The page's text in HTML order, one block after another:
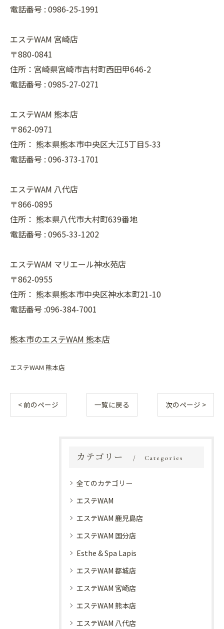
電話番号 : 0986-25-1991
エステWAM 宮崎店
〒880-0841
住所：宮崎県宮崎市吉村町西田甲646-2
電話番号 : 0985-27-0271
エステWAM 熊本店
〒862-0971
住所： 熊本県熊本市中央区大江5丁目5-33
電話番号 : 096-373-1701
エステWAM 八代店
〒866-0895
住所： 熊本県八代市大村町639番地
電話番号 : 0965-33-1202
エステWAM マリエール神水苑店
〒862-0955
住所： 熊本県熊本市中央区神水本町21-10
電話番号 :096-384-7001
熊本市のエステWAM 熊本店
エステWAM 熊本店
< 前のページ 一覧に戻る 次のページ >
カテゴリー Categories
全てのカテゴリー
エステWAM
エステWAM 鹿児島店
エステWAM 国分店
Esthe & Spa Lapis
エステWAM 都城店
エステWAM 宮崎店
エステWAM 熊本店
エステWAM 八代店